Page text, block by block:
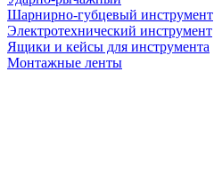
Шарнирно-губцевый инструмент
Электротехнический инструмент
Ящики и кейсы для инструмента
Монтажные ленты